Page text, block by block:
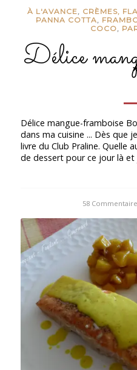
À L'AVANCE, CRÈMES,
PANNA COTTA,
COCO,
Délice
Délice mangue-framboise
dans ma cuisine ... Dès que
livre du Club Praline. Quelle
de dessert pour ce jour là
58 /